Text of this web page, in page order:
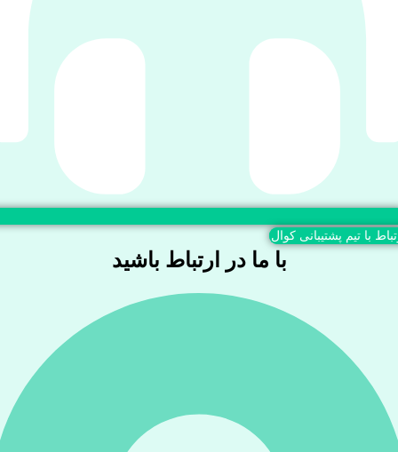
با تیم پشتیبانی کوال
با ما در ارتباط باشید